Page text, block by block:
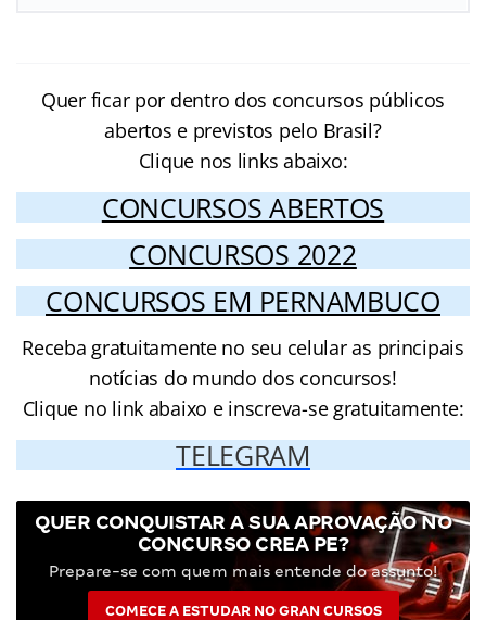
Quer ficar por dentro dos concursos públicos
abertos e previstos pelo Brasil?
Clique nos links abaixo:
CONCURSOS ABERTOS
CONCURSOS 2022
CONCURSOS EM PERNAMBUCO
Receba gratuitamente no seu celular as principais
notícias do mundo dos concursos!
Clique no link abaixo e inscreva-se gratuitamente:
TELEGRAM
QUER CONQUISTAR A SUA APROVAÇÃO NO
CONCURSO CREA PE?
Prepare-se com quem mais entende do assunto!
COMECE A ESTUDAR NO GRAN CURSOS